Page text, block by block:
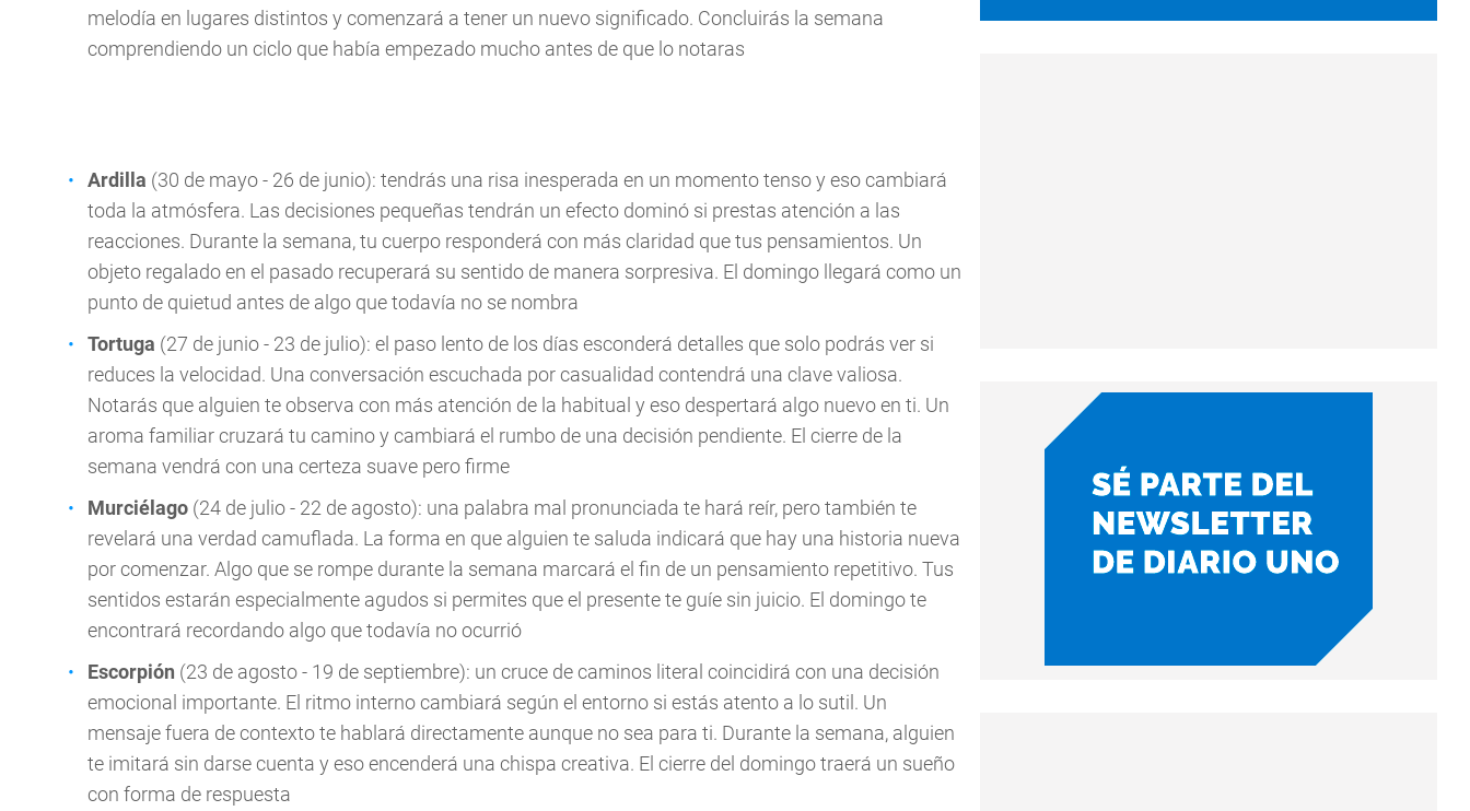
melodía en lugares distintos y comenzará a tener un nuevo significado. Concluirás la semana
comprendiendo un ciclo que había empezado mucho antes de que lo notaras
Ardilla (30 de mayo - 26 de junio): tendrás una risa inesperada en un momento tenso y eso cambiará
toda la atmósfera. Las decisiones pequeñas tendrán un efecto dominó si prestas atención a las
reacciones. Durante la semana, tu cuerpo responderá con más claridad que tus pensamientos. Un
objeto regalado en el pasado recuperará su sentido de manera sorpresiva. El domingo llegará como un
punto de quietud antes de algo que todavía no se nombra
Tortuga (27 de junio - 23 de julio): el paso lento de los días esconderá detalles que solo podrás ver si
reduces la velocidad. Una conversación escuchada por casualidad contendrá una clave valiosa.
Notarás que alguien te observa con más atención de la habitual y eso despertará algo nuevo en ti. Un
aroma familiar cruzará tu camino y cambiará el rumbo de una decisión pendiente. El cierre de la
semana vendrá con una certeza suave pero firme
Murciélago (24 de julio - 22 de agosto): una palabra mal pronunciada te hará reír, pero también te
revelará una verdad camuflada. La forma en que alguien te saluda indicará que hay una historia nueva
por comenzar. Algo que se rompe durante la semana marcará el fin de un pensamiento repetitivo. Tus
sentidos estarán especialmente agudos si permites que el presente te guíe sin juicio. El domingo te
encontrará recordando algo que todavía no ocurrió
Escorpión (23 de agosto - 19 de septiembre): un cruce de caminos literal coincidirá con una decisión
emocional importante. El ritmo interno cambiará según el entorno si estás atento a lo sutil. Un
mensaje fuera de contexto te hablará directamente aunque no sea para ti. Durante la semana, alguien
te imitará sin darse cuenta y eso encenderá una chispa creativa. El cierre del domingo traerá un sueño
con forma de respuesta